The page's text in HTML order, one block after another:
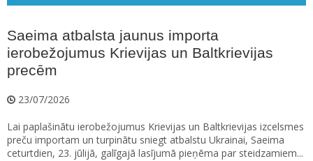
Saeima atbalsta jaunus importa
ierobežojumus Krievijas un Baltkrievijas
precēm
23/07/2026
Lai paplašinātu ierobežojumus Krievijas un Baltkrievijas izcelsmes
preču importam un turpinātu sniegt atbalstu Ukrainai, Saeima
ceturtdien, 23. jūlijā, galīgajā lasījumā pieņēma par steidzamiem...